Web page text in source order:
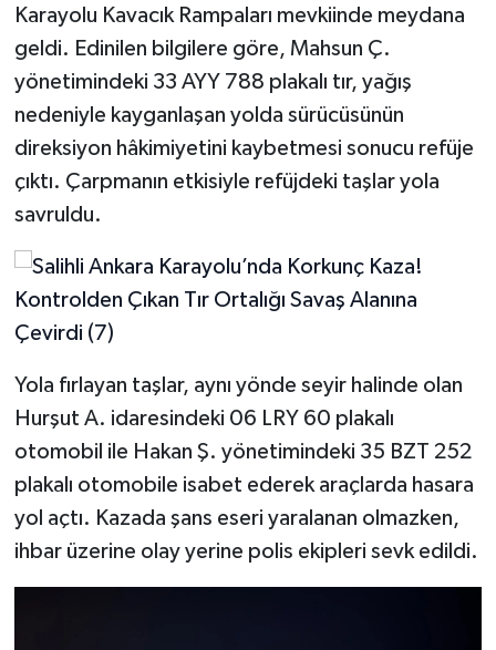
Karayolu Kavacık Rampaları mevkiinde meydana
geldi. Edinilen bilgilere göre, Mahsun Ç.
yönetimindeki 33 AYY 788 plakalı tır, yağış
nedeniyle kayganlaşan yolda sürücüsünün
direksiyon hâkimiyetini kaybetmesi sonucu refüje
çıktı. Çarpmanın etkisiyle refüjdeki taşlar yola
savruldu.
Yola fırlayan taşlar, aynı yönde seyir halinde olan
Hurşut A. idaresindeki 06 LRY 60 plakalı
otomobil ile Hakan Ş. yönetimindeki 35 BZT 252
plakalı otomobile isabet ederek araçlarda hasara
yol açtı. Kazada şans eseri yaralanan olmazken,
ihbar üzerine olay yerine polis ekipleri sevk edildi.